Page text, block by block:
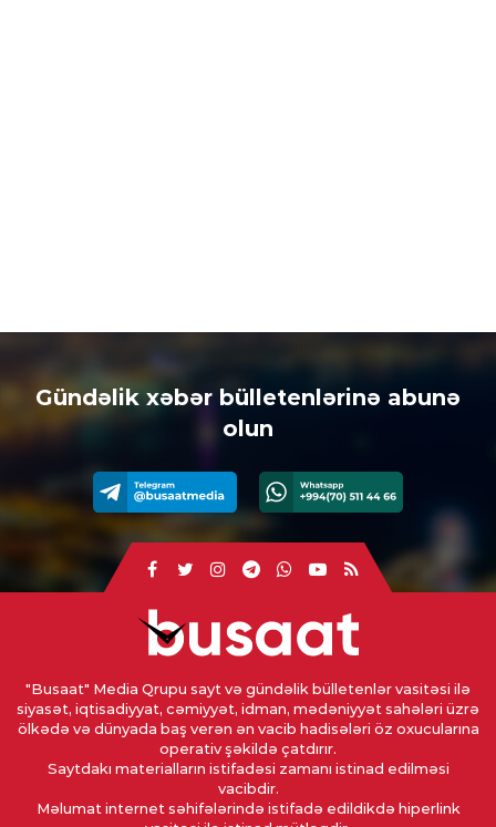
Gündəlik xəbər bülletenlərinə abunə
olun
"Busaat" Media Qrupu sayt və gündəlik bülletenlər vasitəsi ilə
siyasət, iqtisadiyyat, cəmiyyət, idman, mədəniyyət sahələri üzrə
ölkədə və dünyada baş verən ən vacib hadisələri öz oxucularına
operativ şəkildə çatdırır.
Saytdakı materialların istifadəsi zamanı istinad edilməsi
vacibdir.
Məlumat internet səhifələrində istifadə edildikdə hiperlink